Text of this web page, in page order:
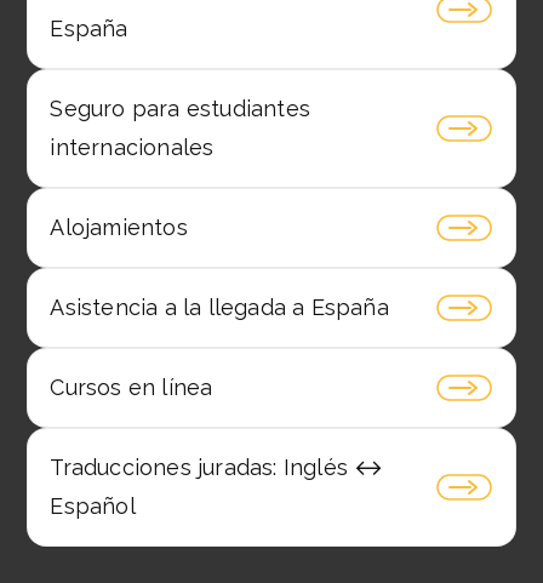
España
Seguro para estudiantes
internacionales
Alojamientos
Asistencia a la llegada a España
Cursos en línea
Traducciones juradas: Inglés ↔️
Español